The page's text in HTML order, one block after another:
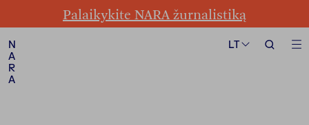
Palaikykite NARA žurnalistiką
N
A
R
A
LT
N
A
R
A
LT